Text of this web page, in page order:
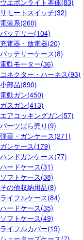
リモートスイッチ(32)
電装系(260)
バッテリー(104)
充電器・放電器(20)
バッテリーケース(8)
電動モーター(36)
コネクター・ハーネス(93)
小部品(890)
電動ガン(450)
ガスガン(413)
エアコッキングガン(57)
パーツばら売り(9)
弾薬・ガンケース(271)
ガンケース(179)
ハンドガンケース(77)
ハードケース(31)
ソフトケース(38)
その他収納用品(8)
ライフルケース(84)
ハードケース(35)
ソフトケース(49)
ライフルカバー(19)